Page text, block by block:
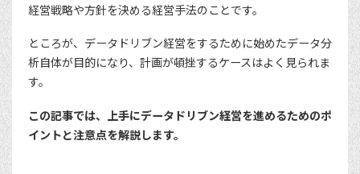
経営戦略や方針を決める経営手法のことです。
ところが、データドリブン経営をするために始めたデータ分
析自体が目的になり、計画が頓挫するケースはよく見られま
す。
この記事では、上手にデータドリブン経営を進めるためのポ
イントと注意点を解説します。